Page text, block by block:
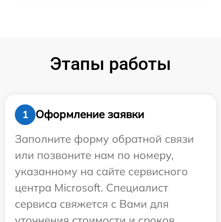
Этапы работы
1
Оформление заявки
Заполните форму обратной связи
или позвоните нам по номеру,
указанному на сайте сервисного
центра Microsoft. Специалист
сервиса свяжется с Вами для